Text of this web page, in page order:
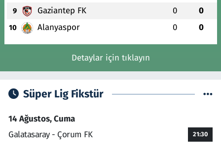
9 Gaziantep FK 0 0
10 Alanyaspor 0 0
Detaylar için tıklayın
Süper Lig Fikstür
14 Ağustos, Cuma
Galatasaray - Çorum FK
21:30